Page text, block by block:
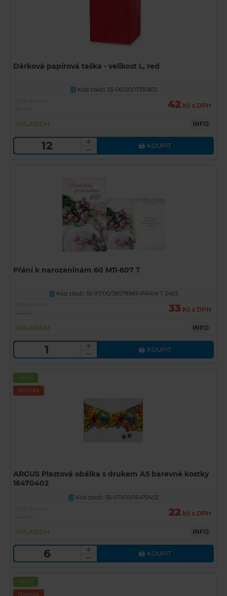
Dárková papírová taška - velikost L, red
U Kód zboží: 55-06/00/17330813
42 Kč s DPH
SKLADEM INFO
KOUPIT
Přání k narozeninám 60 M11-607 T
U
Kód zboží: 55-97/00/38579983-PRANI T 2493
33 Kč s DPH
SKLADEM INFO
KOUPIT
Akční
Novinka
ARGUS Plastová obálka s drukem A5 barevné kostky
16470402
U
Kód zboží: 55-071/00/16470402
22 Kč s DPH
SKLADEM INFO
KOUPIT
Akční
Novinka